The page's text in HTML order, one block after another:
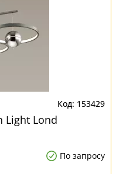
153429
Light Lond
По запросу